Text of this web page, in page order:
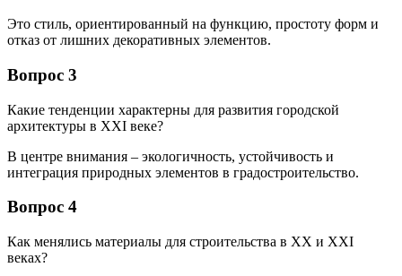
Это стиль, ориентированный на функцию, простоту форм и
отказ от лишних декоративных элементов.
Вопрос 3
Какие тенденции характерны для развития городской
архитектуры в XXI веке?
В центре внимания – экологичность, устойчивость и
интеграция природных элементов в градостроительство.
Вопрос 4
Как менялись материалы для строительства в XX и XXI
веках?